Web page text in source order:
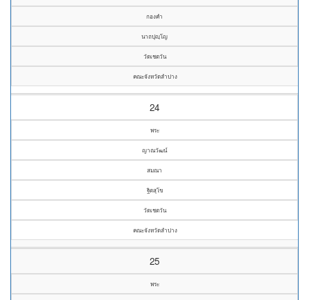
กองคำ
นาถปุญฺโญ
วัดเชตวัน
คณะจังหวัดลำปาง
24
พระ
ญาณวัฒน์
สมณา
ฐิตสุโข
วัดเชตวัน
คณะจังหวัดลำปาง
25
พระ